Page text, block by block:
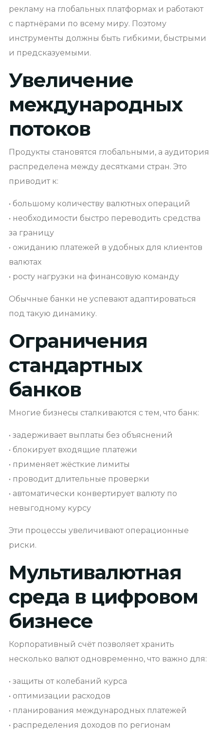
рекламу на глобальных платформах и работают
с партнёрами по всему миру. Поэтому
инструменты должны быть гибкими, быстрыми
и предсказуемыми.
Увеличение
международных
потоков
Продукты становятся глобальными, а аудитория
распределена между десятками стран. Это
приводит к:
• большому количеству валютных операций
• необходимости быстро переводить средства
за границу
• ожиданию платежей в удобных для клиентов
валютах
• росту нагрузки на финансовую команду
Обычные банки не успевают адаптироваться
под такую динамику.
Ограничения
стандартных
банков
Многие бизнесы сталкиваются с тем, что банк:
• задерживает выплаты без объяснений
• блокирует входящие платежи
• применяет жёсткие лимиты
• проводит длительные проверки
• автоматически конвертирует валюту по
невыгодному курсу
Эти процессы увеличивают операционные
риски.
Мультивалютная
среда в цифровом
бизнесе
Корпоративный счёт позволяет хранить
несколько валют одновременно, что важно для:
• защиты от колебаний курса
• оптимизации расходов
• планирования международных платежей
• распределения доходов по регионам